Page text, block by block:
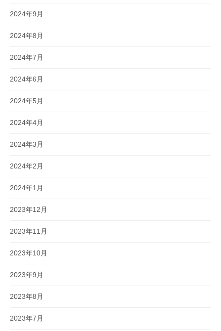
2024年9月
2024年8月
2024年7月
2024年6月
2024年5月
2024年4月
2024年3月
2024年2月
2024年1月
2023年12月
2023年11月
2023年10月
2023年9月
2023年8月
2023年7月